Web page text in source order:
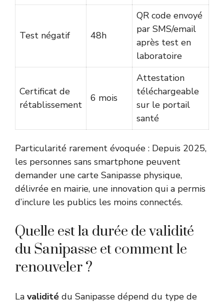
Test négatif 48h
QR code envoyé
par SMS/email
après test en
laboratoire
Certificat de
rétablissement
6 mois
Attestation
téléchargeable
sur le portail
santé
Particularité rarement évoquée : Depuis 2025,
les personnes sans smartphone peuvent
demander une carte Sanipasse physique,
délivrée en mairie, une innovation qui a permis
d’inclure les publics les moins connectés.
Quelle est la durée de validité
du Sanipasse et comment le
renouveler ?
La validité du Sanipasse dépend du type de